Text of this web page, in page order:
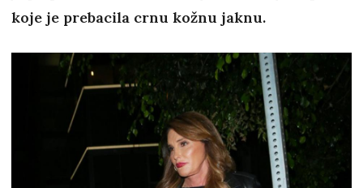
koje je prebacila crnu kožnu jaknu.